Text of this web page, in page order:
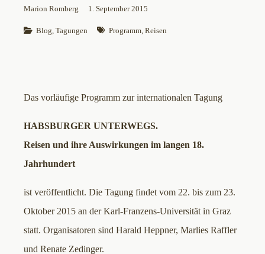
Marion Romberg 1. September 2015
Blog, Tagungen Programm, Reisen
Das vorläufige Programm zur internationalen Tagung
HABSBURGER UNTERWEGS.
Reisen und ihre Auswirkungen im langen 18.
Jahrhundert
ist veröffentlicht. Die Tagung findet vom 22. bis zum 23.
Oktober 2015 an der Karl-Franzens-Universität in Graz
statt. Organisatoren sind Harald Heppner, Marlies Raffler
und Renate Zedinger.